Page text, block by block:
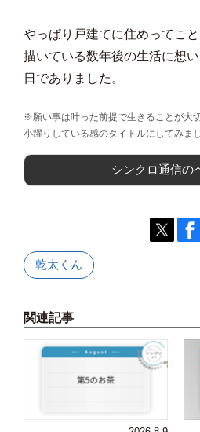
やっぱり戸建てに住めってこ
描いている数年後の生活に想
日でありました。
※願い事は叶った前提で生きることが大
小躍りしている感のタイトルにしてみま
シンクロ通信の
乾太くん
関連記事